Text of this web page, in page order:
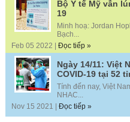
Bộ Y tế Mỹ vẫn
19
Minh hoạ: Jordan
Bạch...
Feb 05 2022 | Đọc tiếp »
Ngày 14/11: Việt
COVID-19 tại 52
Tính đến nay, Việt
NHAC...
Nov 15 2021 | Đọc tiếp »